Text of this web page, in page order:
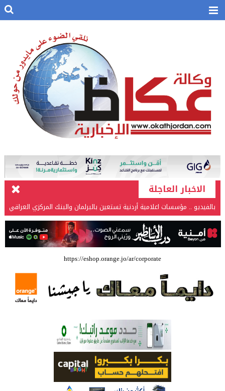
الاخبار العاجلة
بالفيديو .. مؤسسات اعلامية أردنية تستعين بالبرلمان والبنك المركزي العراقي
في قضيتها مع طارق الحسن
بالفيديو .. إرادة القائد ثم التعليم ثم الصناعة والزراعة قذفت ببنجلاديش خلال
عشرين عاما من دخل الفرد ٤٠٠$ سنويا الى ٦٠٠٠ $ ، فهل نستطيع ؟؟؟؟؟
شركة تسابيح للسياحة والسفر تسير اول رحلة لحجاج بيت الله الحرام عبر مطار
الملكة علياء الدولي – صور
العلمية الثقافية الأردنية
حملة للتبرع بالدم في جامعة الزيتونة الأردنية
https://eshop.orange.jo/ar/corporate